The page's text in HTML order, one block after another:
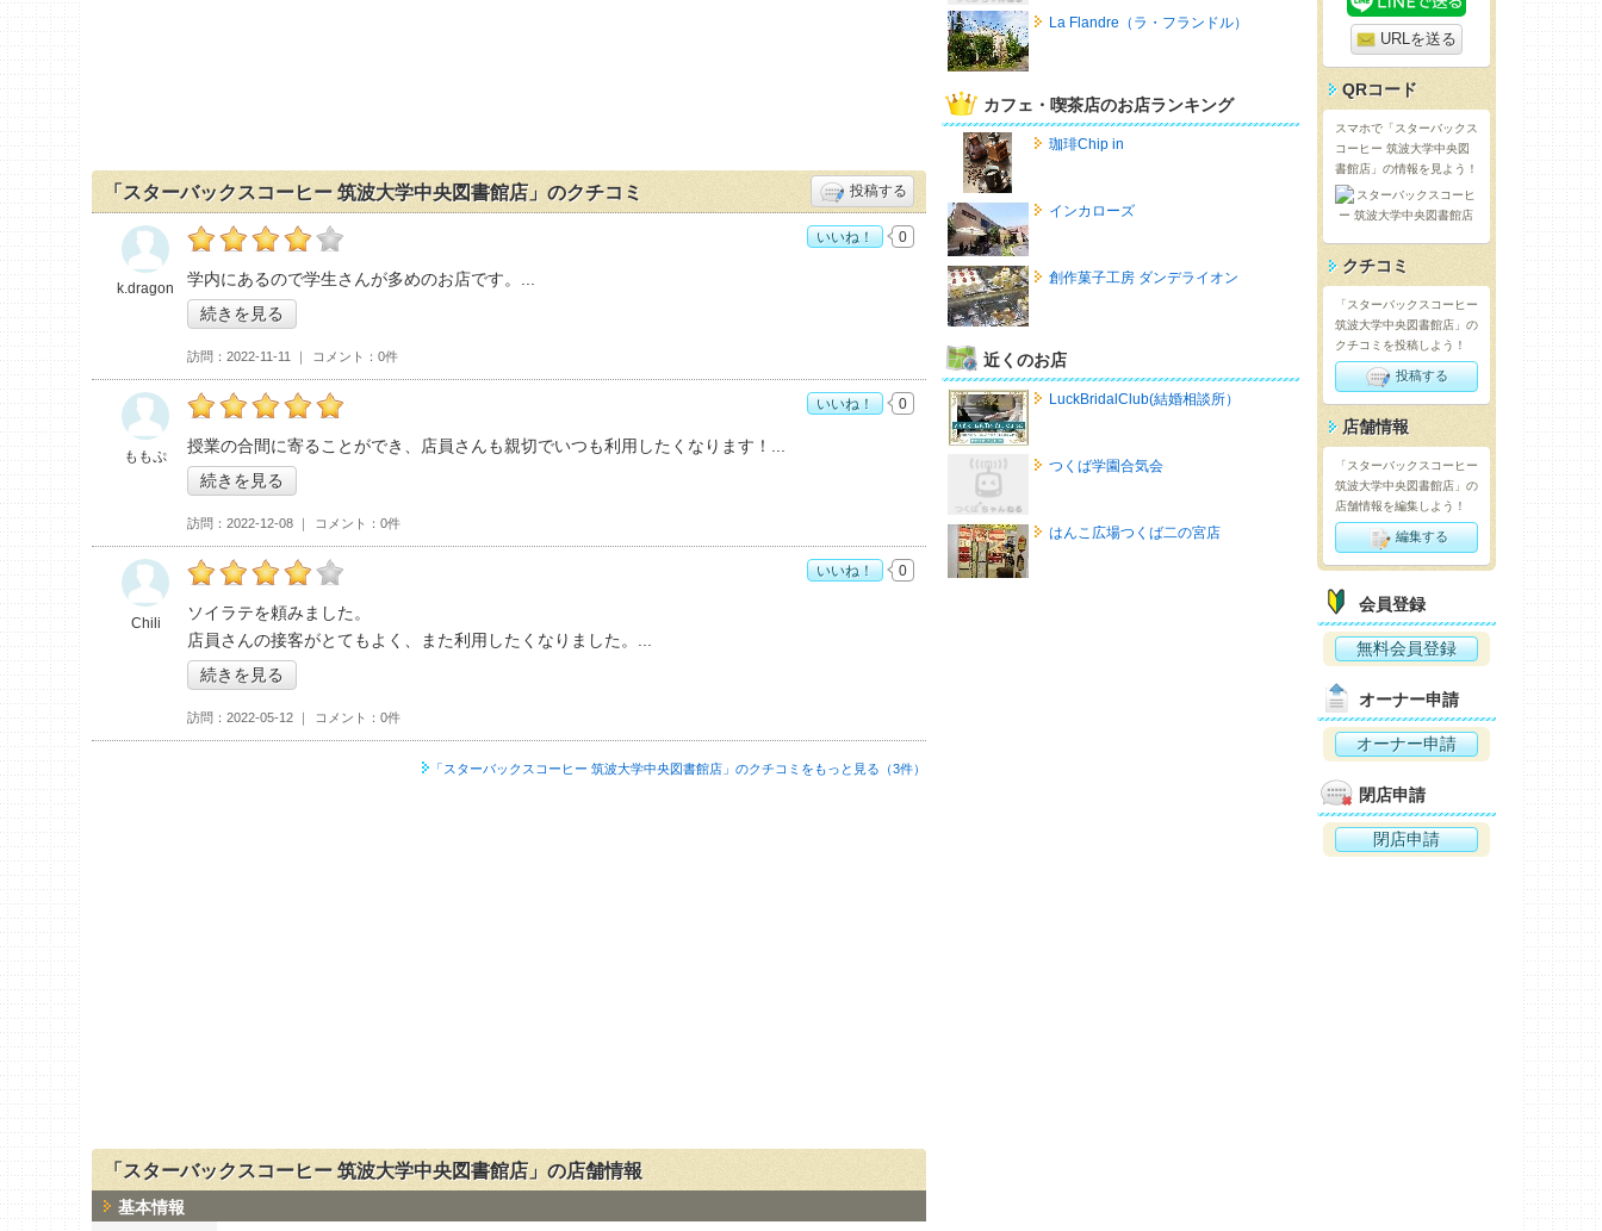
「スターバックスコーヒー 筑波大学中央図書館店」のクチコミ 投稿する
の「スターバックスコーヒー 筑波大学中央図書館店」おすすめ度：
学内にあるので学生さんが多めのお店です。
続きを見る
訪問 2022-11-11 コメント 0件
k.dragon
いいね！ 0
の「スターバックスコーヒー 筑波大学中央図書館店」おすすめ度：
授業の合間に寄ることができ、店員さんも親切でいつも利用したくなります！
続きを見る
訪問 2022-12-08 コメント 0件
ももぷ
いいね！ 0
の「スターバックスコーヒー 筑波大学中央図書館店」おすすめ度：
ソイラテを頼みました。
店員さんの接客がとてもよく、また利用したくなりました。
続きを見る
訪問 2022-05-12 コメント 0件
Chili
いいね！ 0
「スターバックスコーヒー 筑波大学中央図書館店」のクチコミをもっと見る（3件）
「スターバックスコーヒー 筑波大学中央図書館店」の店舗情報
基本情報
La Flandre（ラ・フランドル）
カフェ・喫茶店のお店ランキング
珈琲Chip in
インカローズ
創作菓子工房 ダンデライオン
近くのお店
LuckBridalClub(結婚相談所）
つくば学園合気会
はんこ広場つくば二の宮店
URLを送る
QRコード
スマホで「スターバックス
コーヒー 筑波大学中央図
書館店」の情報を見よう！
クチコミ
「スターバックスコーヒー
筑波大学中央図書館店」の
クチコミを投稿しよう！
投稿する
店舗情報
「スターバックスコーヒー
筑波大学中央図書館店」の
店舗情報を編集しよう！
編集する
会員登録
無料会員登録
オーナー申請
オーナー申請
閉店申請
閉店申請